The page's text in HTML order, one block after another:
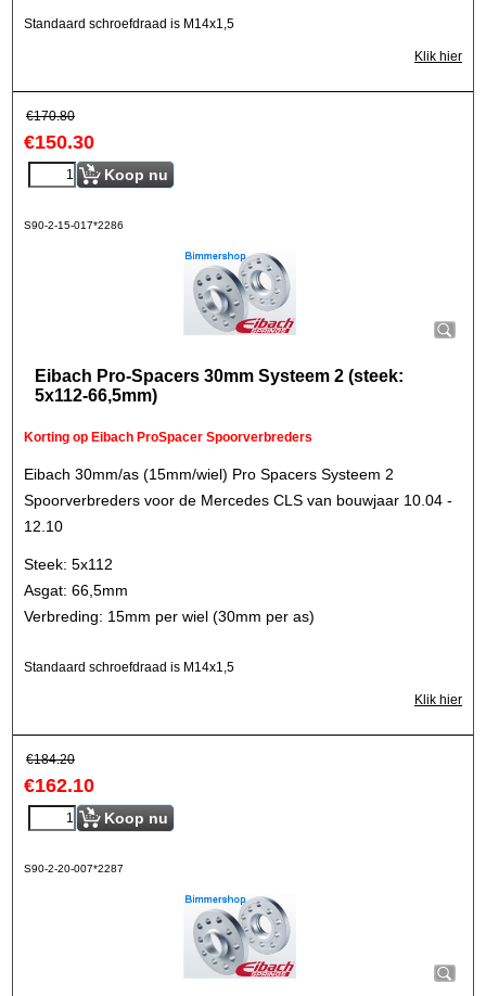
Standaard schroefdraad is M14x1,5
Klik hier
€170.80
€150.30
Koop nu
S90-2-15-017*2286
Eibach Pro-Spacers 30mm Systeem 2 (steek:
5x112-66,5mm)
Korting op Eibach ProSpacer Spoorverbreders
Eibach 30mm/as (15mm/wiel) Pro Spacers Systeem 2
Spoorverbreders voor de Mercedes CLS van bouwjaar 10.04 -
12.10
Steek: 5x112
Asgat: 66,5mm
Verbreding: 15mm per wiel (30mm per as)
Standaard schroefdraad is M14x1,5
Klik hier
€184.20
€162.10
Koop nu
S90-2-20-007*2287